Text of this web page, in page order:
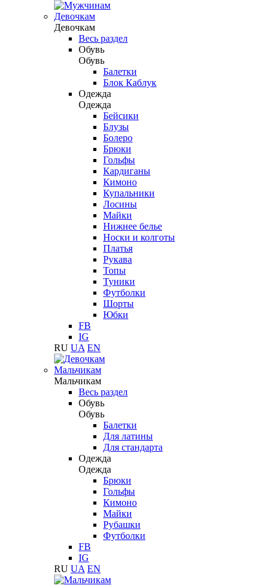
Девочкам
Девочкам
Весь раздел
Обувь
Обувь
Балетки
Блок Каблук
Одежда
Одежда
Бейсики
Блузы
Болеро
Брюки
Гольфы
Кардиганы
Кимоно
Купальники
Лосины
Майки
Нижнее белье
Носки и колготы
Платья
Рукава
Топы
Туники
Футболки
Шорты
Юбки
FB
IG
RU UA EN
Мальчикам
Мальчикам
Весь раздел
Обувь
Обувь
Балетки
Для латины
Для стандарта
Одежда
Одежда
Брюки
Гольфы
Кимоно
Майки
Рубашки
Футболки
FB
IG
RU UA EN